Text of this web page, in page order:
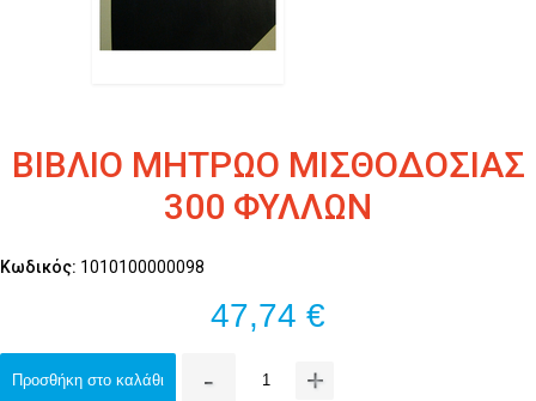
ΒΙΒΛΙΟ ΜΗΤΡΩΟ ΜΙΣΘΟΔΟΣΙΑΣ
300 ΦΥΛΛΩΝ
Κωδικός: 1010100000098
47,74 €
Προσθήκη στο καλάθι - +